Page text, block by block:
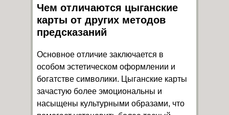
Чем отличаются цыганские
карты от других методов
предсказаний
Основное отличие заключается в
особом эстетическом оформлении и
богатстве символики. Цыганские карты
зачастую более эмоциональны и
насыщены культурными образами, что